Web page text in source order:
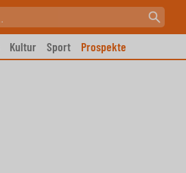
Kultur Sport Prospekte